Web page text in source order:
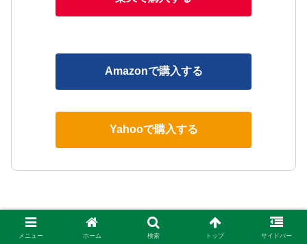
Amazonで購入する
Yahooで購入する
エレコム HS-MC06BK
メニュー ホーム 検索 トップ サイドバー